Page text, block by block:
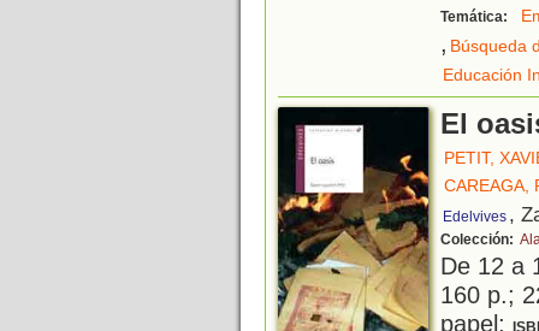
Temática:
, Búsqueda
Educación
El
PETIT,
CAREAGA,
Edelvives ,
Colección:
De 12 a
160 p.;
papel;